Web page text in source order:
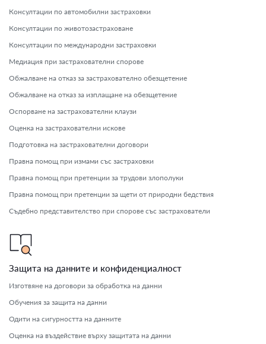
Консултации по автомобилни застраховки
Консултации по животозастраховане
Консултации по международни застраховки
Медиация при застрахователни спорове
Обжалване на отказ за застрахователно обезщетение
Обжалване на отказ за изплащане на обезщетение
Оспорване на застрахователни клаузи
Оценка на застрахователни искове
Подготовка на застрахователни договори
Правна помощ при измами със застраховки
Правна помощ при претенции за трудови злополуки
Правна помощ при претенции за щети от природни бедствия
Съдебно представителство при спорове със застрахователи
Защита на данните и конфиденциалност
Изготвяне на договори за обработка на данни
Обучения за защита на данни
Одити на сигурността на данните
Оценка на въздействие върху защитата на данни